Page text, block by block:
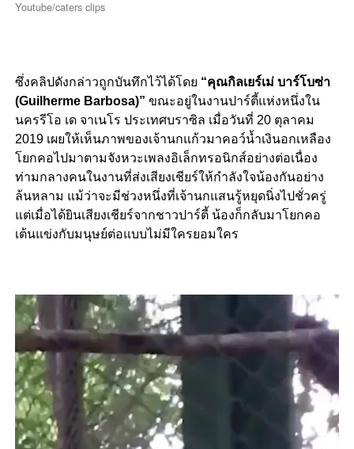
Youtube/caters clips
ซึ่งคลิปดังกล่าวถูกบันทึกไว้ได้โดย “คุณกิลเยร์เม่ บาร์โบซ่า
(Guilherme Barbosa)” ขณะอยู่ในงานปาร์ตี้แห่งหนึ่งใน
นครรีโอ เด จาเนโร ประเทศบราซิล เมื่อวันที่ 20 ตุลาคม
2019 เผยให้เห็นภาพของเจ้านกแก้วมาคอว์น้ำเงินอกเหลือง
โยกคอไปมาตามจังหวะเพลงอิเล็กทรอนิกส์อย่างต่อเนื่อง
ท่ามกลางคนในงานที่ส่งเสียงเชียร์ให้กำลังใจน้องกันอย่าง
ล้นหลาม แม้ว่าจะมีช่วงหนึ่งที่เจ้านกแสนรู้หยุดนิ่งไปชั่วครู่
แต่เมื่อได้ยินเสียงเชียร์จากชาวปาร์ตี้ น้องก็กลับมาโยกคอ
เต้นแข่งกับมนุษย์ต่อแบบไม่มีใครยอมใคร